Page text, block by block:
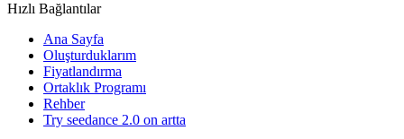
Hızlı Bağlantılar
Ana Sayfa
Oluşturduklarım
Fiyatlandırma
Ortaklık Programı
Rehber
Try seedance 2.0 on artta